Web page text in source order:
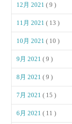
12月 2021( 9 )
11月 2021( 13 )
10月 2021( 10 )
9月 2021( 9 )
8月 2021( 9 )
7月 2021( 15 )
6月 2021( 11 )